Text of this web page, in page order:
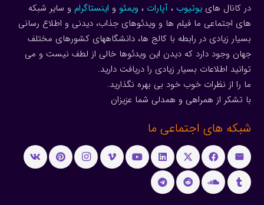
در کانال هاییوتیوب ، آپارات ، ویمئو و اینستاگرام و سایر شبکه
های اجتماعی ما فیلم ها و ویدئوهای جذاب، دیدنی و اطلاع رسانی
بسیار زیادی در رابطه با کالج ها، دانشگاههای کشورهای مختلف
جهان وجود دارد که دیدن این ویدئوها خالی از لطف نیست و می
توانید اطلاعات بسیار زیادی را دریافت دارید.
ما را از نظرات خوب خود بی بهره نگذارید.
با تشکر از همراهی و همدلی شما عزیزان
شبکه های اجتماعی ما